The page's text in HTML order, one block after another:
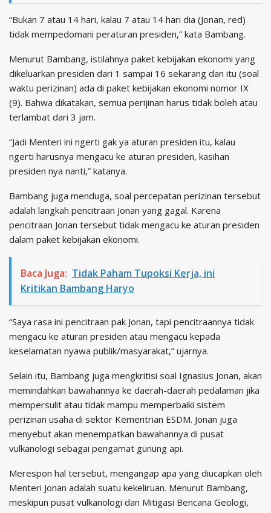
“Bukan 7 atau 14 hari, kalau 7 atau 14 hari dia (Jonan, red)
tidak mempedomani peraturan presiden,” kata Bambang.
Menurut Bambang, istilahnya paket kebijakan ekonomi yang
dikeluarkan presiden dari 1 sampai 16 sekarang dan itu (soal
waktu perizinan) ada di paket kebijakan ekonomi nomor IX
(9). Bahwa dikatakan, semua perijinan harus tidak boleh atau
terlambat dari 3 jam.
“Jadi Menteri ini ngerti gak ya aturan presiden itu, kalau
ngerti harusnya mengacu ke aturan presiden, kasihan
presiden nya nanti,” katanya.
Bambang juga menduga, soal percepatan perizinan tersebut
adalah langkah pencitraan Jonan yang gagal. Karena
pencitraan Jonan tersebut tidak mengacu ke aturan presiden
dalam paket kebijakan ekonomi.
Baca Juga: Tidak Paham Tupoksi Kerja, ini
Kritikan Bambang Haryo
“Saya rasa ini pencitraan pak Jonan, tapi pencitraannya tidak
mengacu ke aturan presiden atau mengacu kepada
keselamatan nyawa publik/masyarakat,” ujarnya.
Selain itu, Bambang juga mengkritisi soal Ignasius Jonan, akan
memindahkan bawahannya ke daerah-daerah pedalaman jika
mempersulit atau tidak mampu memperbaiki sistem
perizinan usaha di sektor Kementrian ESDM. Jonan juga
menyebut akan menempatkan bawahannya di pusat
vulkanologi sebagai pengamat gunung api.
Merespon hal tersebut, mengangap apa yang diucapkan oleh
Menteri Jonan adalah suatu kekeliruan. Menurut Bambang,
meskipun pusat vulkanologi dan Mitigasi Bencana Geologi,